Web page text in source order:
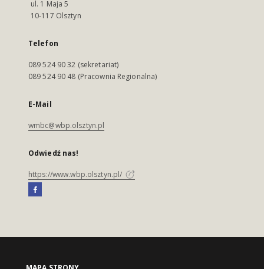
ul. 1 Maja 5
10-117 Olsztyn
Telefon
089 524 90 32 (sekretariat)
089 524 90 48 (Pracownia Regionalna)
E-Mail
wmbc@wbp.olsztyn.pl
Odwiedź nas!
https://www.wbp.olsztyn.pl/